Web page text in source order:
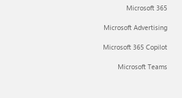
Microsoft 365
Microsoft Advertising
Microsoft 365 Copilot
Microsoft Teams